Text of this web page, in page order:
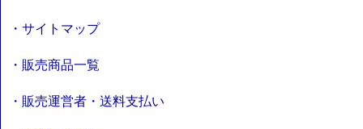
・サイトマップ
・販売商品一覧
・販売運営者・送料支払い